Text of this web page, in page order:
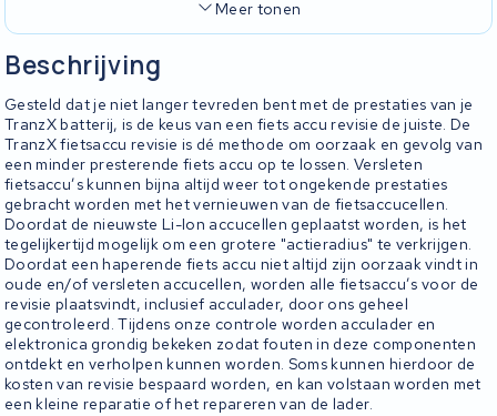
Beschrijving
Gesteld dat je niet langer tevreden bent met de prestaties van je
TranzX batterij, is de keus van een fiets accu revisie de juiste. De
TranzX fietsaccu revisie is dé methode om oorzaak en gevolg van
een minder presterende fiets accu op te lossen. Versleten
fietsaccu’s kunnen bijna altijd weer tot ongekende prestaties
gebracht worden met het vernieuwen van de fietsaccucellen.
Doordat de nieuwste Li-Ion accucellen geplaatst worden, is het
tegelijkertijd mogelijk om een grotere "actieradius" te verkrijgen.
Doordat een haperende fiets accu niet altijd zijn oorzaak vindt in
oude en/of versleten accucellen, worden alle fietsaccu’s voor de
revisie plaatsvindt, inclusief acculader, door ons geheel
gecontroleerd. Tijdens onze controle worden acculader en
elektronica grondig bekeken zodat fouten in deze componenten
ontdekt en verholpen kunnen worden. Soms kunnen hierdoor de
kosten van revisie bespaard worden, en kan volstaan worden met
een kleine reparatie of het repareren van de lader.
Meer tonen